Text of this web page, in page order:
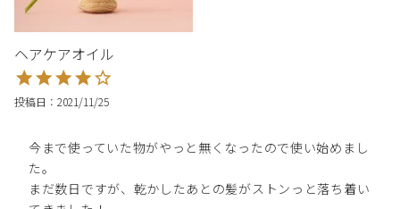
ヘアケアオイル
投稿日 2021/11/25
今まで使っていた物がやっと無くなったので使い始めまし
た。
まだ数日ですが、乾かしたあとの髪がストンっと落ち着い